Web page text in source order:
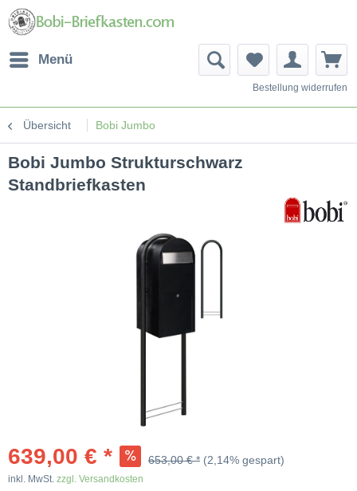
Menü
Bestellung widerrufen
Übersicht Bobi Jumbo
Bobi Jumbo Strukturschwarz
Standbriefkasten
639,00 € * 653,00 € * (2,14% gespart)
inkl. MwSt. zzgl. Versandkosten